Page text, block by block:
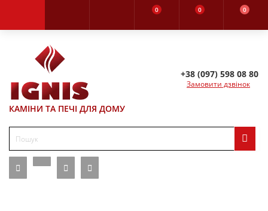
0 0 0
КАМІНИ ТА ПЕЧІ ДЛЯ ДОМУ
+38 (097) 598 08 80
Замовити дзвінок